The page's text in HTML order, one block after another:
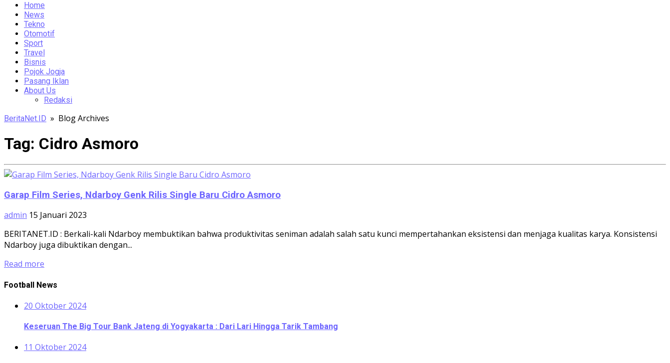
Home
News
Tekno
Otomotif
Sport
Travel
Bisnis
Pojok Jogja
Pasang Iklan
About Us
Redaksi
BeritaNet.ID » Blog Archives
Tag: Cidro Asmoro
Garap Film Series, Ndarboy Genk Rilis Single Baru Cidro Asmoro
admin 15 Januari 2023
BERITANET.ID : Berkali-kali Ndarboy membuktikan bahwa produktivitas seniman adalah salah satu kunci mempertahankan eksistensi dan menjaga kualitas karya. Konsistensi
Ndarboy juga dibuktikan dengan...
Read more
Football News
20 Oktober 2024
Keseruan The Big Tour Bank Jateng di Yogyakarta : Dari Lari Hingga Tarik Tambang
11 Oktober 2024